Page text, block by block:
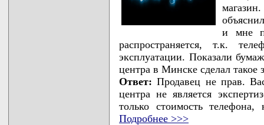
и мне
распространяется, т.к.
эксплуатации. Показали
центра в Минске сделал такое
Ответ: Продавец не прав.
центра не является
только стоимость
Подробнее >>>